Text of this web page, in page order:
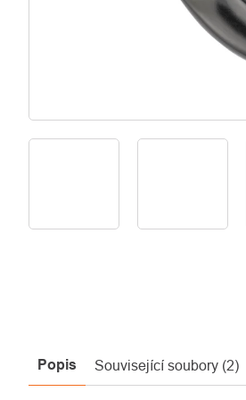
Popis Související soubory (2)